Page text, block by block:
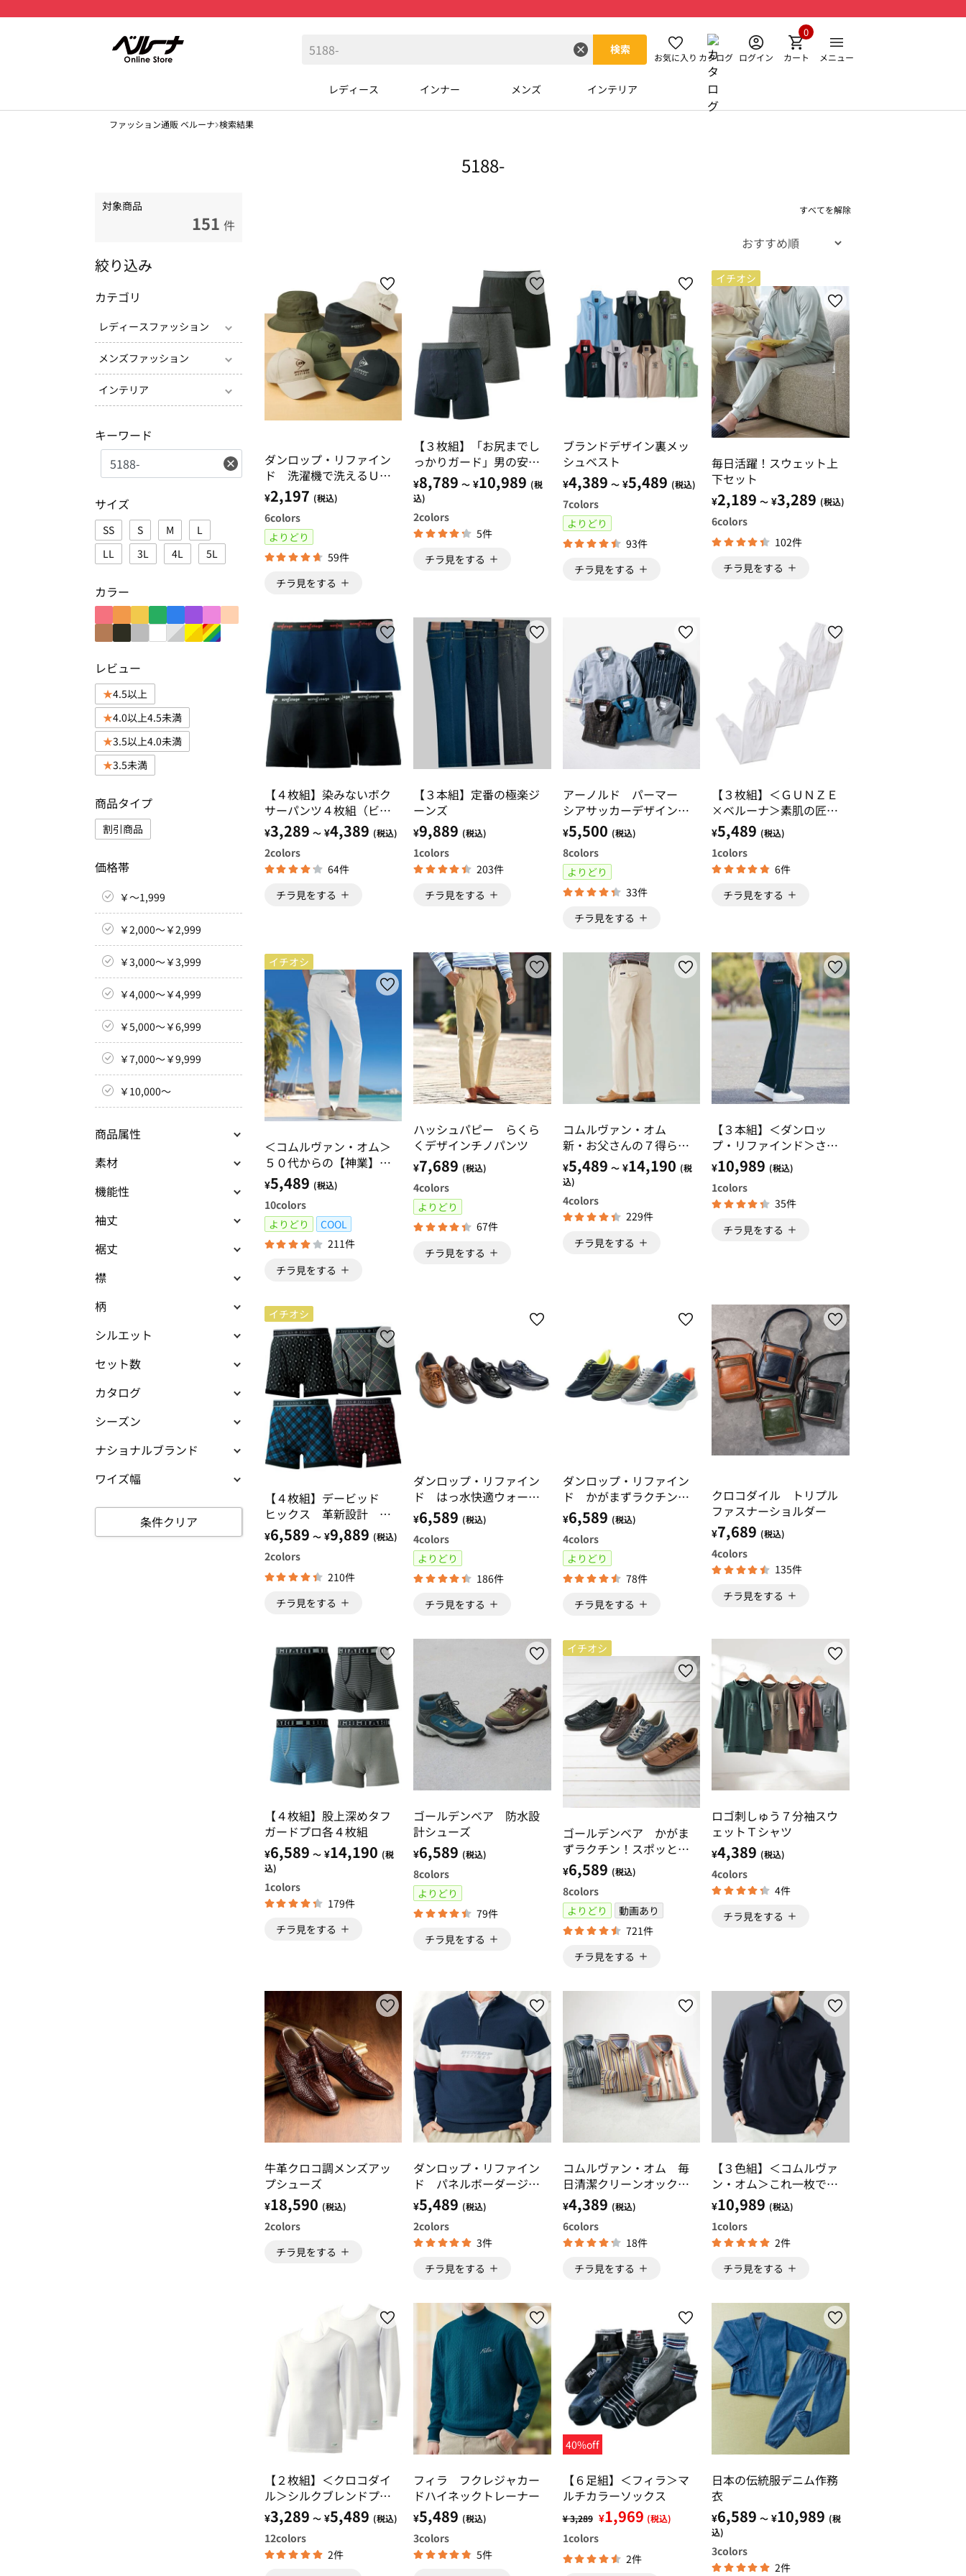
検索
お気に入り カタログ ログイン カート
0
メニュー
レディース インナー メンズ インテリア
ファッション通販 ベルーナ 検索結果
5188-
対象商品
151 件
絞り込み
カテゴリ
レディースファッション
メンズファッション
インテリア
キーワード
サイズ
SS S M
L
LL
3L 4L 5L
カラー
レビュー
4.5以上
4.0以上4.5未満
3.5以上4.0未満
3.5未満
商品タイプ
割引商品
価格帯
￥～1,999
￥2,000～￥2,999
￥3,000～￥3,999
￥4,000～￥4,999
￥5,000～￥6,999
￥7,000～￥9,999
￥10,000～
商品属性
素材
機能性
袖丈
裾丈
襟
柄
シルエット
セット数
カタログ
シーズン
ナショナルブランド
ワイズ幅
条件クリア
すべてを解除
ダンロップ・リファイン
ド 洗濯機で洗えるＵＶ
キャップ・ハット
¥2,197 (税込)
6colors
よりどり
59件
チラ見をする
【３枚組】「お尻までし
っかりガード」男の安心
（Ｒ）吸水パンツ
¥8,789 ～ ¥10,989 (税
込)
2colors
5件
チラ見をする
ブランドデザイン裏メッ
シュベスト
¥4,389 ～ ¥5,489 (税込)
7colors
よりどり
93件
チラ見をする
イチオシ
毎日活躍！スウェット上
下セット
¥2,189 ～ ¥3,289 (税込)
6colors
102件
チラ見をする
【４枚組】染みないボク
サーパンツ４枚組（ビギ
ナーズパック）
¥3,289 ～ ¥4,389 (税込)
2colors
64件
チラ見をする
【３本組】定番の極楽ジ
ーンズ
¥9,889 (税込)
1colors
203件
チラ見をする
アーノルド パーマー
シアサッカーデザインシ
ャツ（長袖・７分袖）
¥5,500 (税込)
8colors
よりどり
33件
チラ見をする
【３枚組】＜ＧＵＮＺＥ
×ベルーナ＞素肌の匠
（Ｒ）日本製綿１００％
インナー 長ズボン下
¥5,489 (税込)
1colors
6件
チラ見をする
イチオシ
＜コムルヴァン・オム＞
５０代からの【神業】チ
ノパンツ・カーゴパンツ
¥5,489 (税込)
10colors
よりどり
COOL
211件
チラ見をする
ハッシュパピー らくら
くデザインチノパンツ
¥7,689 (税込)
4colors
よりどり
67件
チラ見をする
コムルヴァン・オム
新・お父さんの７得らく
らくチノパンツ
¥5,489 ～ ¥14,190 (税
込)
4colors
229件
チラ見をする
【３本組】＜ダンロッ
プ・リファインド＞さら
っとポケット安心リラッ
クスパンツ
¥10,989 (税込)
1colors
35件
チラ見をする
イチオシ
【４枚組】デービッド
ヒックス 革新設計 パ
ッドのない吸水ボクサー
パンツ
¥6,589 ～ ¥9,889 (税込)
2colors
210件
チラ見をする
ダンロップ・リファイン
ド はっ水快適ウォーキ
ング
¥6,589 (税込)
4colors
よりどり
186件
チラ見をする
ダンロップ・リファイン
ド かがまずラクチン！
カラーシューズ
¥6,589 (税込)
4colors
よりどり
78件
チラ見をする
クロコダイル トリプル
ファスナーショルダー
¥7,689 (税込)
4colors
135件
チラ見をする
【４枚組】股上深めタフ
ガードプロ各４枚組
¥6,589 ～ ¥14,190 (税
込)
1colors
179件
チラ見をする
ゴールデンベア 防水設
計シューズ
¥6,589 (税込)
8colors
よりどり
79件
チラ見をする
イチオシ
ゴールデンベア かがま
ずラクチン！スポッとウ
ォーキング
¥6,589 (税込)
8colors
よりどり
動画あり
721件
チラ見をする
ロゴ刺しゅう７分袖スウ
ェットＴシャツ
¥4,389 (税込)
4colors
4件
チラ見をする
牛革クロコ調メンズアッ
プシューズ
¥18,590 (税込)
2colors
チラ見をする
ダンロップ・リファイン
ド パネルボーダージャ
カードセーター
¥5,489 (税込)
2colors
3件
チラ見をする
コムルヴァン・オム 毎
日清潔クリーンオックス
シャツ
¥4,389 (税込)
6colors
18件
チラ見をする
【３色組】＜コムルヴァ
ン・オム＞これ一枚で差
が付くハンサムポロシャ
ツ
¥10,989 (税込)
1colors
2件
チラ見をする
【２枚組】＜クロコダイ
ル＞シルクブレンドプレ
ミアムインナー
¥3,289 ～ ¥5,489 (税込)
12colors
2件
フィラ フクレジャカー
ドハイネックトレーナー
¥5,489 (税込)
3colors
5件
40%off
【６足組】＜フィラ＞マ
ルチカラーソックス
¥ 3,289 ¥1,969 (税込)
1colors
2件
日本の伝統服デニム作務
衣
¥6,589 ～ ¥10,989 (税
込)
3colors
2件